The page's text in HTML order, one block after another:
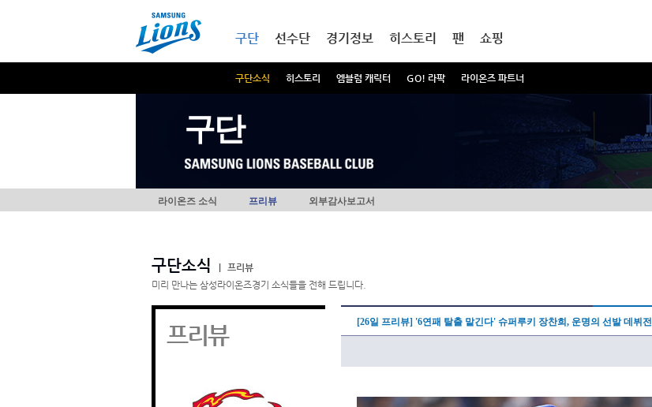
구단
구단소식 히스토리 엠블럼 캐릭터 GO! 라팍 라이온즈 파트너
선수단 경기정보 히스토리 팬 쇼핑
구단
라이온즈 소식 프리뷰 외부감사보고서
구단소식
프리뷰
미리 만나는 삼성라이온즈경기 소식들을 전해 드립니다.
프리뷰 [26일 프리뷰] '6연패 탈출 맡긴다' 슈퍼루키 장찬희, 운명의 선발 데뷔전